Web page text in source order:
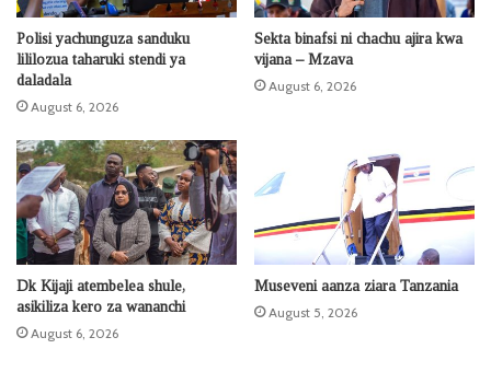
Polisi yachunguza sanduku
lililozua taharuki stendi ya
daladala
August 6, 2026
Sekta binafsi ni chachu ajira kwa
vijana – Mzava
August 6, 2026
Dk Kijaji atembelea shule,
asikiliza kero za wananchi
August 6, 2026
Museveni aanza ziara Tanzania
August 5, 2026